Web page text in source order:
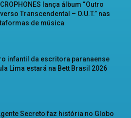
lança álbum “Outro
Transcendental – O.U.T.” nas
de música
infantil da escritora paranaense
Lima estará na Bett Brasil 2026
Secreto faz história no Globo